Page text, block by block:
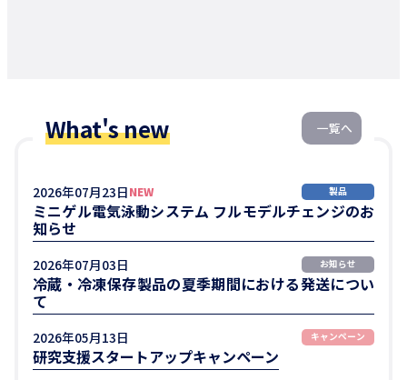
What's new 一覧へ
NEW
2026年07月23日 製品
ミニゲル電気泳動システム フルモデルチェンジのお
知らせ
2026年07月03日 お知らせ
冷蔵・冷凍保存製品の夏季期間における発送につい
て
2026年05月13日 キャンペーン
研究支援スタートアップキャンペーン